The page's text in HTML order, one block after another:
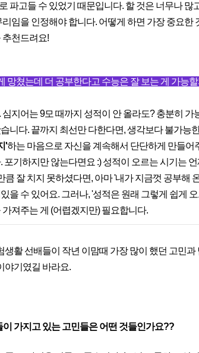
파고들 수 있었기 때문입니다. 할 것은 너무나 많
임을 인정해야 합니다. 어떻게 하면 가장 중요
추천드려요!
망쳤는데 더 공부한다고 수능은 잘 보는 게 가능
심지어는 9모 때까지 성적이 안 올라도? 충분히
니다. 끝까지 최선만 다한다면, 생각보다 불가능
'하는 마음으로 자신을 계속해서 단단하게 만들
포기하지만 않는다면요 :) 성적이 오르는 시기는
큼 잘 치지 못하셨다면, 아마 '내가 지금껏 공부해
을 수 있어요. 그러나, '성적은 원래 그렇게 쉽게
져주는 게 (어렵겠지만) 필요합니다.
생활 선배들이 작년 이맘때 가장 많이 했던 고민
야기였길 바라요.
이 가지고 있는 고민들은 어떤 것들인가요??